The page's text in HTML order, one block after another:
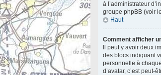
à l’administrateur
groupe phpBB (voir
Haut
Comment afficher
Il peut y avoir deux
des blocs indiquant
personnelle à
d’avatar, c’est peut-